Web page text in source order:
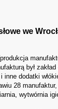
we
był
dodatki
28
wytwórnia